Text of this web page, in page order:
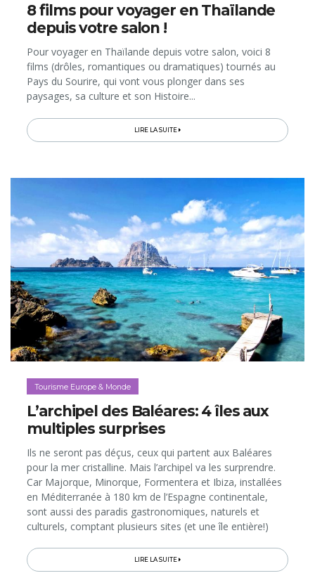
8 films pour voyager en Thaïlande
depuis votre salon !
Pour voyager en Thaïlande depuis votre salon, voici 8
films (drôles, romantiques ou dramatiques) tournés au
Pays du Sourire, qui vont vous plonger dans ses
paysages, sa culture et son Histoire...
LIRE LA SUITE
Tourisme Europe & Monde
L’archipel des Baléares: 4 îles aux
multiples surprises
Ils ne seront pas déçus, ceux qui partent aux Baléares
pour la mer cristalline. Mais l’archipel va les surprendre.
Car Majorque, Minorque, Formentera et Ibiza, installées
en Méditerranée à 180 km de l’Espagne continentale,
sont aussi des paradis gastronomiques, naturels et
culturels, comptant plusieurs sites (et une île entière!)
toute l’année, grâce à un soleil généreux et des
températures qui descendent rarement sous les 15°...
LIRE LA SUITE